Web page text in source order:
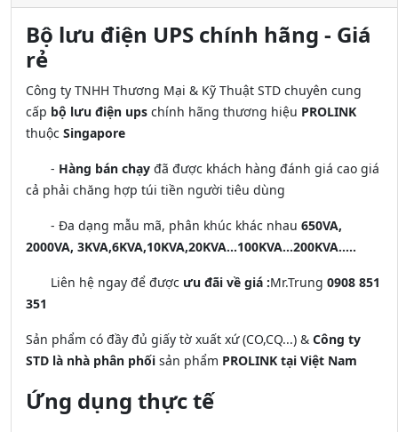
Bộ lưu điện UPS chính hãng - Giá
rẻ
Công ty TNHH Thương Mại & Kỹ Thuật STD chuyên cung
cấp bộ lưu điện ups chính hãng thương hiệu PROLINK
thuộc Singapore
- Hàng bán chạy đã được khách hàng đánh giá cao giá
cả phải chăng hợp túi tiền người tiêu dùng
- Đa dạng mẫu mã, phân khúc khác nhau 650VA,
2000VA, 3KVA,6KVA,10KVA,20KVA...100KVA...200KVA.....
Liên hệ ngay để được ưu đãi về giá :Mr.Trung 0908 851
351
Sản phẩm có đầy đủ giấy tờ xuất xứ (CO,CQ...) & Công ty
STD là nhà phân phối sản phẩm PROLINK tại Việt Nam
Ứng dụng thực tế